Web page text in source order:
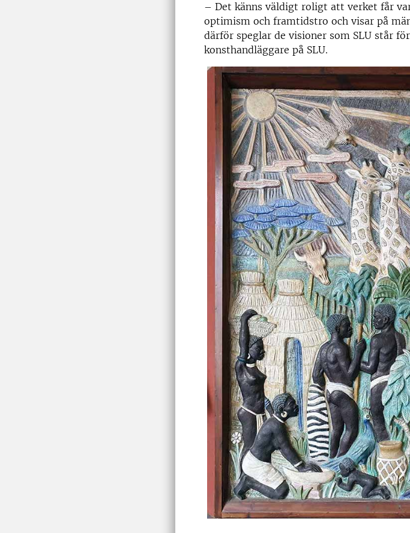
– Det känns väldigt roligt att verket får
optimism och framtidstro och visar på
därför speglar de visioner som SLU står
konsthandläggare på SLU.